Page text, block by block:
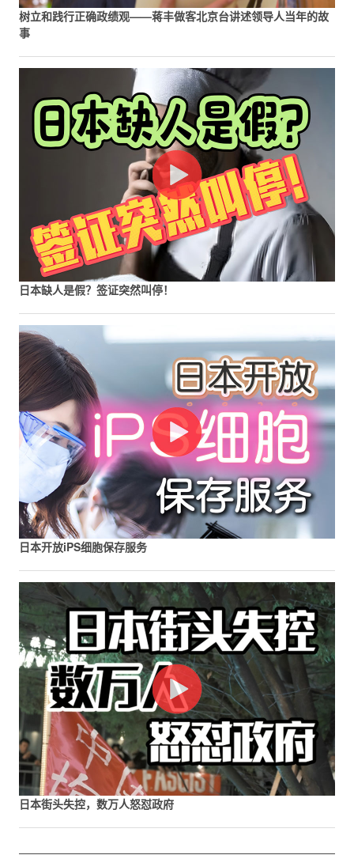
树立和践行正确政绩观——蒋丰做客北京台讲述领导人当年的故
事
日本缺人是假？签证突然叫停！
日本开放iPS细胞保存服务
日本街头失控，数万人怒怼政府